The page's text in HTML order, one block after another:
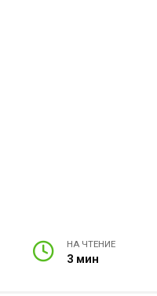
НА ЧТЕНИЕ
3 мин